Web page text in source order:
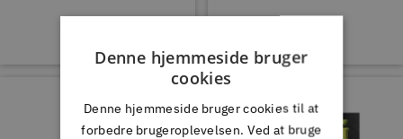
Denne hjemmeside bruger
cookies
Denne hjemmeside bruger cookies til at
forbedre brugeroplevelsen. Ved at bruge